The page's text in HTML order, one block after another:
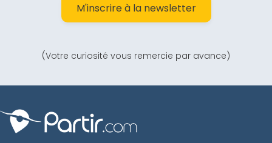
M'inscrire à la newsletter
(Votre curiosité vous remercie par avance)